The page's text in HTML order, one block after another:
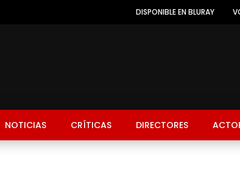
DISPONIBLE EN BLURAY
NOTICIAS CRÍTICAS DIRECTORES